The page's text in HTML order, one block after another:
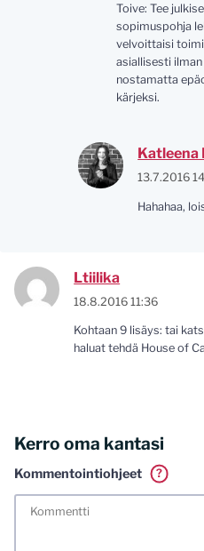
Toive: Tee
sopimuspohja
velvoittaisi
asiallisesti
nostamatta
kärjeksi.
Katleena
13.7.2016
Hahahaa,
Ltiilika
18.8.2016 11:36
Kohtaan 9 lisäys: tai
haluat tehdä House of
Kerro oma kantasi
Kommentointiohjeet
?
meiliosoitteen. Minua ja